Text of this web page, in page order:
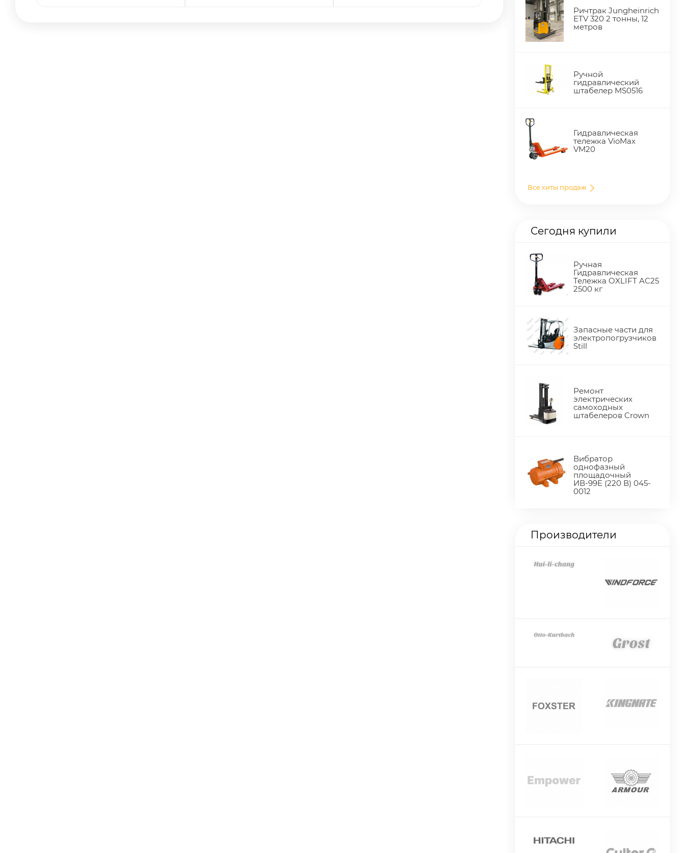
Ричтрак Jungheinrich
ETV 320 2 тонны, 12
метров
Ручной
гидравлический
штабелер MS0516
Гидравлическая
тележка VioMax
VM20
Все хиты продаж
Сегодня купили
Ручная
Гидравлическая
Тележка OXLIFT AC25
2500 кг
Запасные части для
электропогрузчиков
Still
Ремонт
электрических
самоходных
штабелеров Crown
Вибратор
однофазный
площадочный
ИВ-99Е (220 В) 045-
0012
Производители